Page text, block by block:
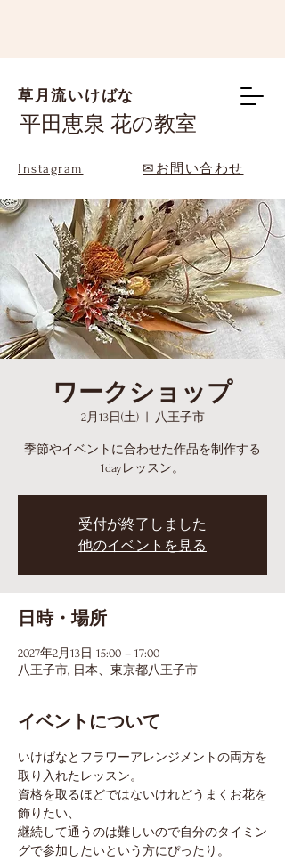
草月流いけばな
平田恵泉 花の教室
Instagram ✉お問い合わせ
ワークショップ
2月13日(土)
  |
八王子市
季節やイベントに合わせた作品を制作する
1dayレッスン。
受付が終了しました
他のイベントを見る
日時・場所
2027年2月13日 15:00 – 17:00
八王子市, 日本、東京都八王子市
イベントについて
いけばなとフラワーアレンジメントの両方を
取り入れたレッスン。
資格を取るほどではないけれどうまくお花を
飾りたい、
継続して通うのは難しいので自分のタイミン
グで参加したいという方にぴったり。